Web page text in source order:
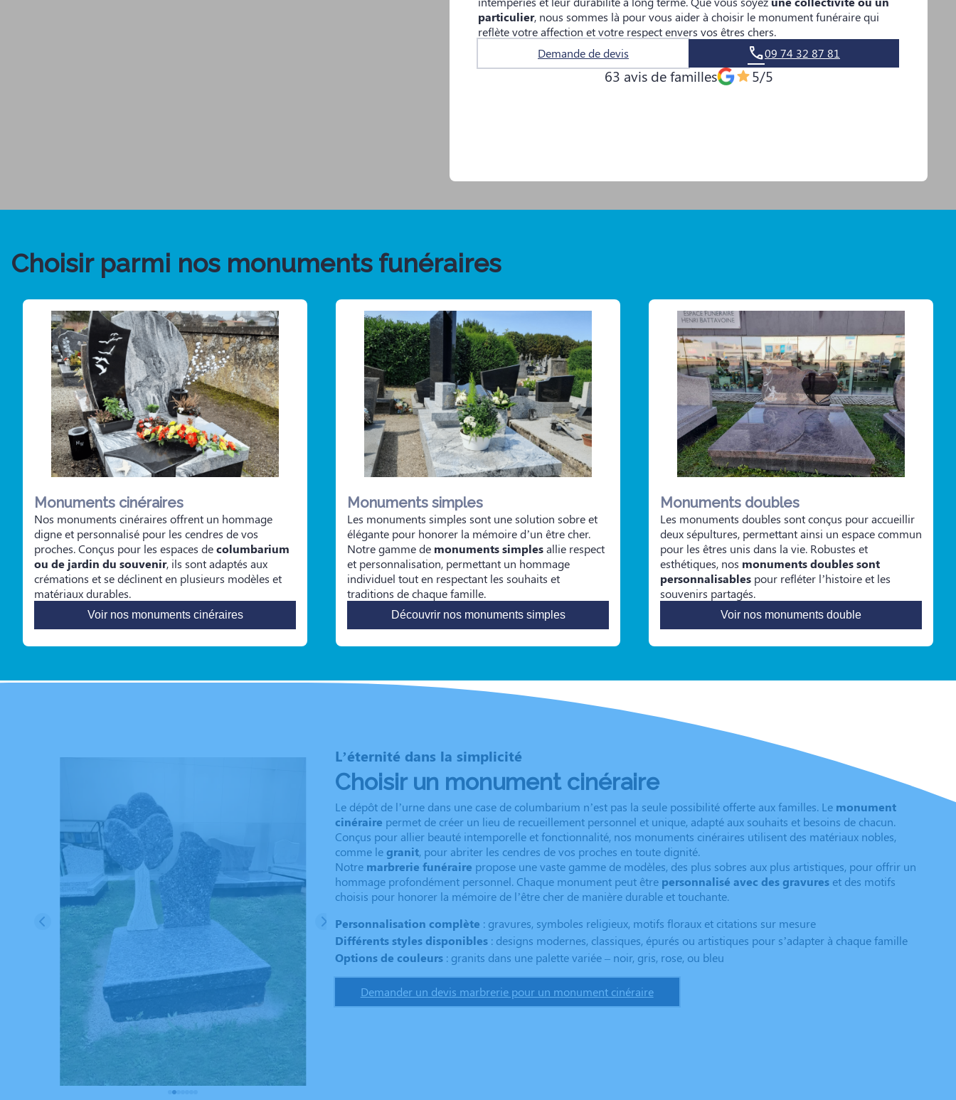
particulier, nous sommes là pour vous aider à choisir le monument funéraire qui
reflète votre affection et votre respect envers vos êtres chers.
Demande de devis
09 74 32 87 81
63 avis de familles 5/5
Choisir parmi nos monuments funéraires
Monuments cinéraires
Nos monuments cinéraires offrent un hommage
digne et personnalisé pour les cendres de vos
proches. Conçus pour les espaces decolumbarium
ou de jardin du souvenir, ils sont adaptés aux
crémations et se déclinent en plusieurs modèles et
matériaux durables.
Voir nos monuments cinéraires
Monuments simples
Les monuments simples sont une solution sobre et
élégante pour honorer la mémoire d’un être cher.
Notre gamme de monuments simplesallie respect
et personnalisation, permettant un hommage
individuel tout en respectant les souhaits et
traditions de chaque famille.
Découvrir nos monuments simples
Monuments doubles
Les monuments doubles sont conçus pour accueillir
deux sépultures, permettant ainsi un espace commun
pour les êtres unis dans la vie. Robustes et
esthétiques, nos monuments doubles sont
personnalisables pour refléter l’histoire et les
souvenirs partagés.
Voir nos monuments double
L’éternité dans la simplicité
Choisir un monument cinéraire
Le dépôt de l’urne dans une case de columbarium n’est pas la seule possibilité offerte aux familles. Le monument
cinéraire permet de créer un lieu de recueillement personnel et unique, adapté aux souhaits et besoins de chacun.
Conçus pour allier beauté intemporelle et fonctionnalité, nos monuments cinéraires utilisent des matériaux nobles,
comme legranit, pour abriter les cendres de vos proches en toute dignité.
Notre marbrerie funéraire propose une vaste gamme de modèles, des plus sobres aux plus artistiques, pour offrir un
hommage profondément personnel. Chaque monument peut être personnalisé avec des gravureset des motifs
choisis pour honorer la mémoire de l’être cher de manière durable et touchante.
Personnalisation complète : gravures, symboles religieux, motifs floraux et citations sur mesure
Différents styles disponibles: designs modernes, classiques, épurés ou artistiques pour s’adapter à chaque famille
Options de couleurs: granits dans une palette variée – noir, gris, rose, ou bleu
Demander un devis marbrerie pour un monument cinéraire